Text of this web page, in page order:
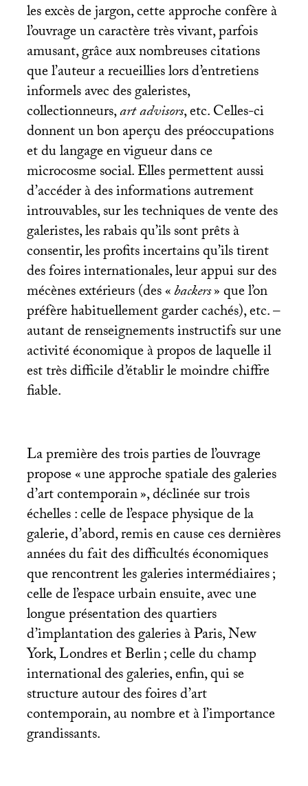
les excès de jargon, cette approche confère à
l’ouvrage un caractère très vivant, parfois
amusant, grâce aux nombreuses citations
que l’auteur a recueillies lors d’entretiens
informels avec des galeristes,
collectionneurs,art advisors, etc. Celles-ci
donnent un bon aperçu des préoccupations
et du langage en vigueur dans ce
microcosme social. Elles permettent aussi
d’accéder à des informations autrement
introuvables, sur les techniques de vente des
galeristes, les rabais qu’ils sont prêts à
consentir, les profits incertains qu’ils tirent
des foires internationales, leur appui sur des
mécènes extérieurs (des «backers» que l’on
préfère habituellement garder cachés), etc. –
autant de renseignements instructifs sur une
activité économique à propos de laquelle il
est très difficile d’établir le moindre chiffre
fiable.
La première des trois parties de l’ouvrage
propose «une approche spatiale des galeries
d’art contemporain», déclinée sur trois
échelles : celle de l’espace physique de la
galerie, d’abord, remis en cause ces dernières
années du fait des difficultés économiques
que rencontrent les galeries intermédiaires;
celle de l’espace urbain ensuite, avec une
longue présentation des quartiers
d’implantation des galeries à Paris, New
York, Londres et Berlin; celle du champ
international des galeries, enfin, qui se
structure autour des foires d’art
contemporain, au nombre et à l’importance
grandissants.